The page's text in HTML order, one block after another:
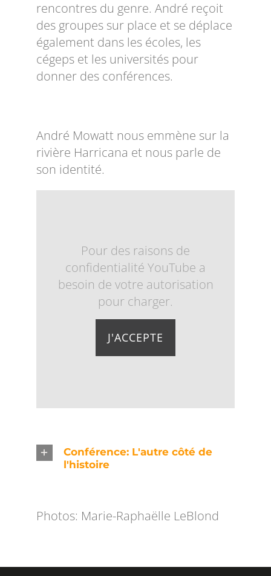
rencontres du genre. André reçoit
des groupes sur place et se déplace
également dans les écoles, les
cégeps et les universités pour
donner des conférences.
André Mowatt nous emmène sur la
rivière Harricana et nous parle de
son identité.
Pour des raisons de
confidentialité YouTube a
besoin de votre autorisation
pour charger.
J'ACCEPTE
Conférence: L'autre côté de
l'histoire
Photos: Marie-Raphaëlle LeBlond